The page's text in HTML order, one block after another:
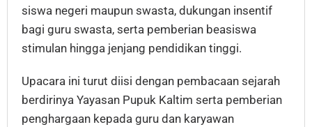
siswa negeri maupun swasta, dukungan insentif
bagi guru swasta, serta pemberian beasiswa
stimulan hingga jenjang pendidikan tinggi.
Upacara ini turut diisi dengan pembacaan sejarah
berdirinya Yayasan Pupuk Kaltim serta pemberian
penghargaan kepada guru dan karyawan